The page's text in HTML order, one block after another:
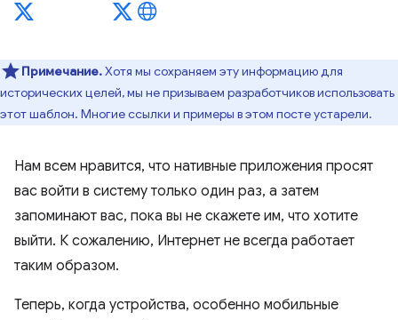
Примечание.Хотя мы сохраняем эту информацию для
исторических целей, мы не призываем разработчиков использовать
этот шаблон. Многие ссылки и примеры в этом посте устарели.
Нам всем нравится, что нативные приложения просят
вас войти в систему только один раз, а затем
запоминают вас, пока вы не скажете им, что хотите
выйти. К сожалению, Интернет не всегда работает
таким образом.
Теперь, когда устройства, особенно мобильные